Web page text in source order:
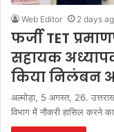
Web Editor 2 days
फर्जी TET
सहायक
किया निलंबन
अल्मोड़ा, 5 अगस्त, 26.
विभाग में नौकरी हासिल करने